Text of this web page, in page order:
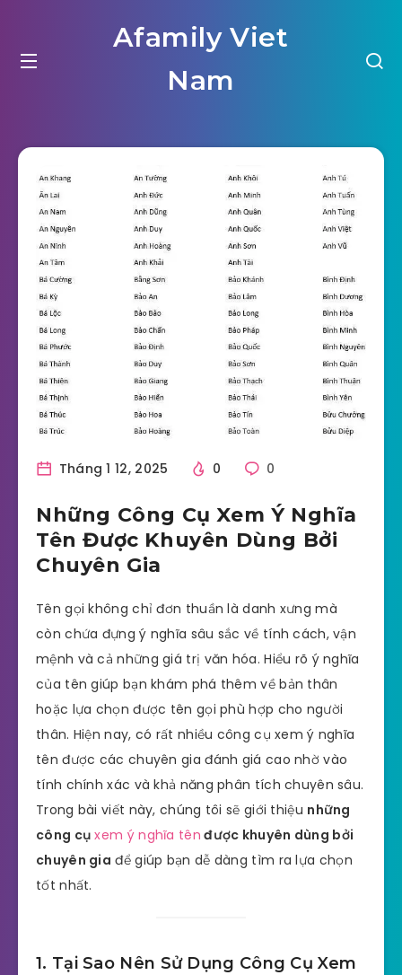
Afamily Viet
Nam
Tháng 1 12, 2025 0 0
Những Công Cụ Xem Ý Nghĩa
Tên Được Khuyên Dùng Bởi
Chuyên Gia
Tên gọi không chỉ đơn thuần là danh xưng mà
còn chứa đựng ý nghĩa sâu sắc về tính cách, vận
mệnh và cả những giá trị văn hóa. Hiểu rõ ý nghĩa
của tên giúp bạn khám phá thêm về bản thân
hoặc lựa chọn được tên gọi phù hợp cho người
thân. Hiện nay, có rất nhiều công cụ xem ý nghĩa
tên được các chuyên gia đánh giá cao nhờ vào
tính chính xác và khả năng phân tích chuyên sâu.
Trong bài viết này, chúng tôi sẽ giới thiệu những
công cụxem ý nghĩa tên được khuyên dùng bởi
chuyên gia để giúp bạn dễ dàng tìm ra lựa chọn
tốt nhất.
1. Tại Sao Nên Sử Dụng Công Cụ Xem